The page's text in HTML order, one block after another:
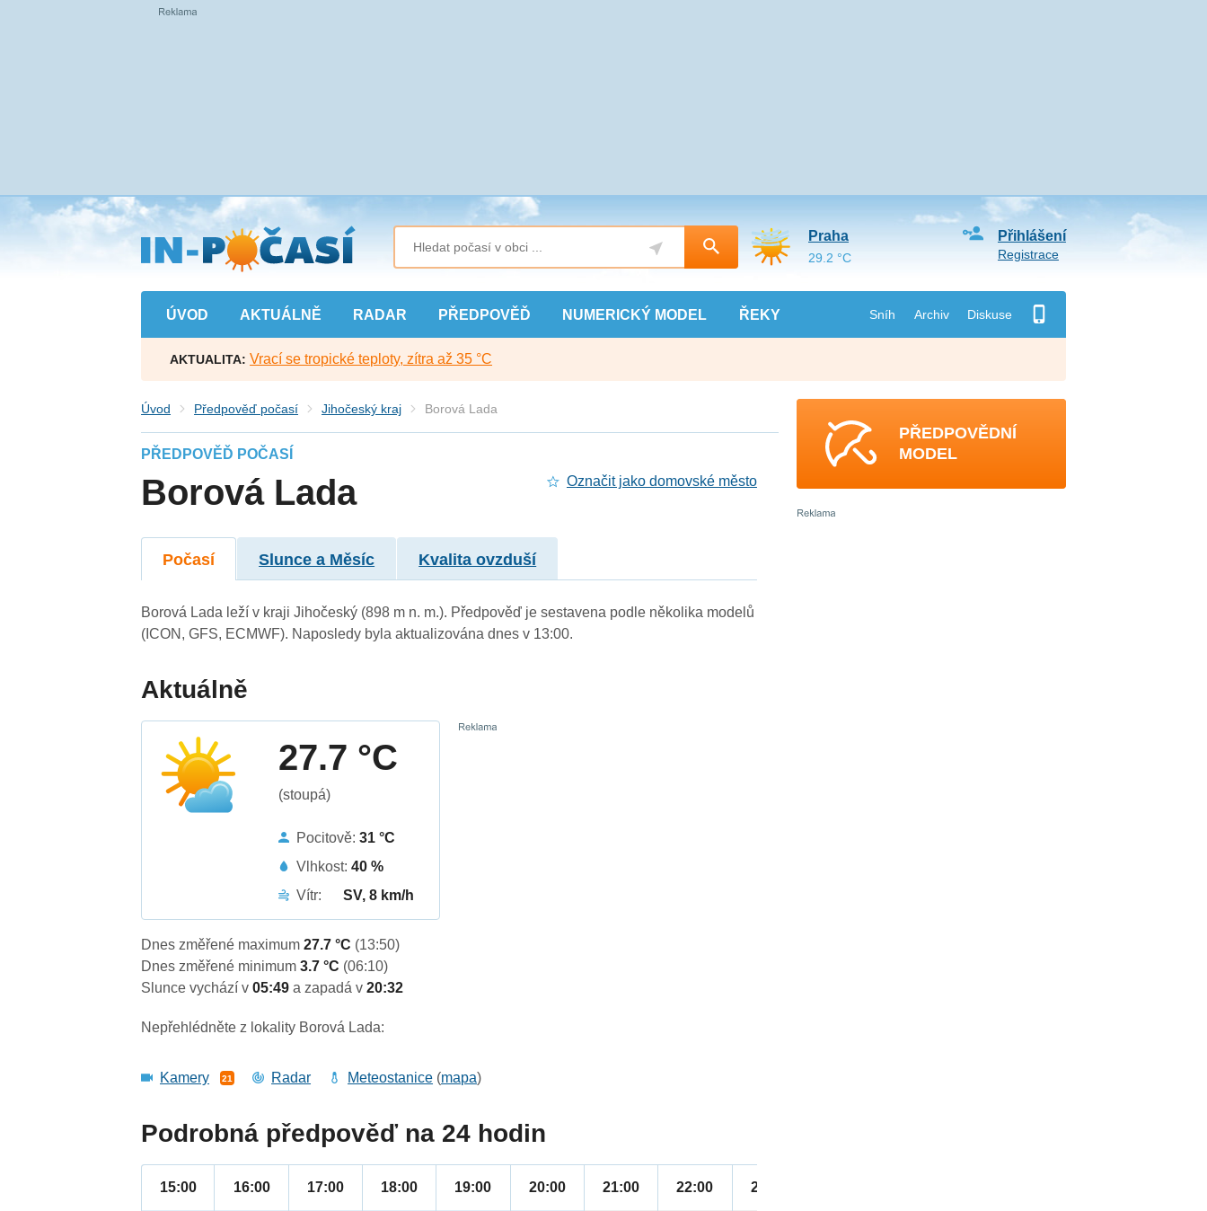
Přejít
na
hlavní
obsah
ÚVOD AKTUÁLNĚ RADAR PŘEDPOVĚĎ NUMERICKÝ MODEL ŘEKY Sníh Archiv Diskuse
Přihlášení
Registrace
Praha
29.2 °C
AKTUALITA: Vrací se tropické teploty, zítra až 35 °C
Úvod Předpověď počasí Jihočeský kraj Borová Lada
PŘEDPOVĚĎ POČASÍ
Borová Lada Označit jako domovské město
Počasí Slunce a Měsíc Kvalita ovzduší
Borová Lada leží v kraji Jihočeský (898 m n. m.). Předpověď je sestavena podle několika modelů
(ICON, GFS, ECMWF). Naposledy byla aktualizována dnes v 13:00.
Aktuálně
27.7 °C
(stoupá)
Pocitově:31 °C
Vlhkost:40 %
Vítr:
SV, 8 km/h
Dnes změřené maximum27.7 °C (13:50)
Dnes změřené minimum3.7 °C (06:10)
Slunce vychází v05:49a zapadá v20:32
Nepřehlédněte z lokality Borová Lada:
Kamery 21 Radar Meteostanice (mapa)
Podrobná předpověď na 24 hodin
15:00 16:00 17:00 18:00 19:00 20:00 21:00 22:00 23:00
PŘEDPOVĚDNÍ
MODEL